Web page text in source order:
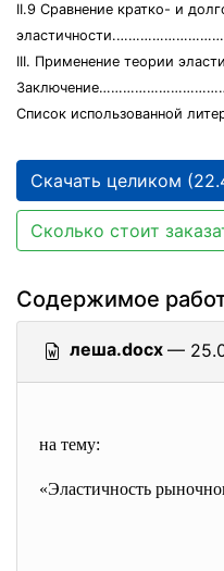
II.9 Сравнение кратко- и
III. Применение теории
Список использованной
Скачать целиком
Сколько стоит
Содержимое
леша.docx —
на тему:
«Эластичность